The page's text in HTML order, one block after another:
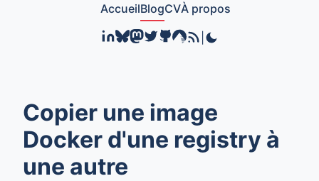
AccueilBlogCVÀ propos
Copier une image
Docker d'une registry à
une autre